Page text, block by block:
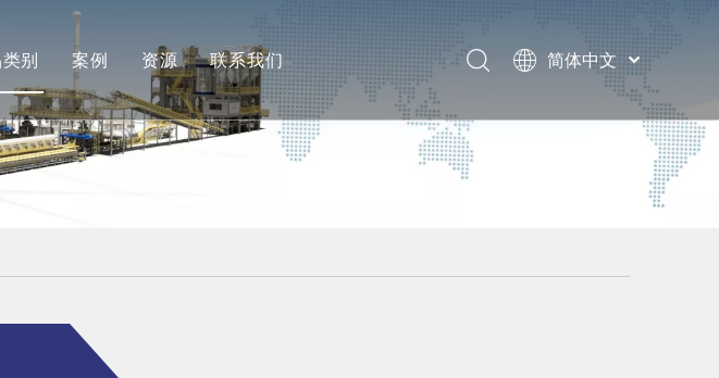
别
德林
安肯（机加工）
案例 资源
最新消息
联系我们
简体中文
English